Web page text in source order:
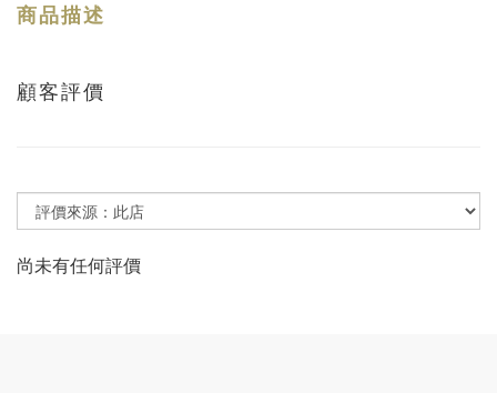
商品描述
顧客評價
尚未有任何評價